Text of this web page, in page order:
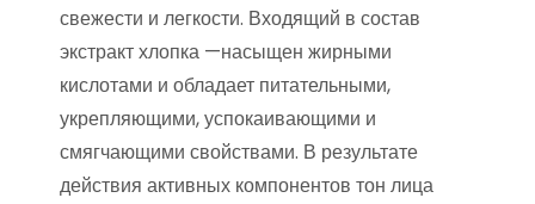
свежести и легкости. Входящий в состав
экстракт хлопка —насыщен жирными
кислотами и обладает питательными,
укрепляющими, успокаивающими и
смягчающими свойствами. В результате
действия активных компонентов тон лица